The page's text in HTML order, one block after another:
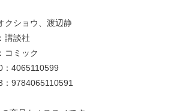
クショウ、渡辺静
講談社
コミック
：4065110599
：9784065110591